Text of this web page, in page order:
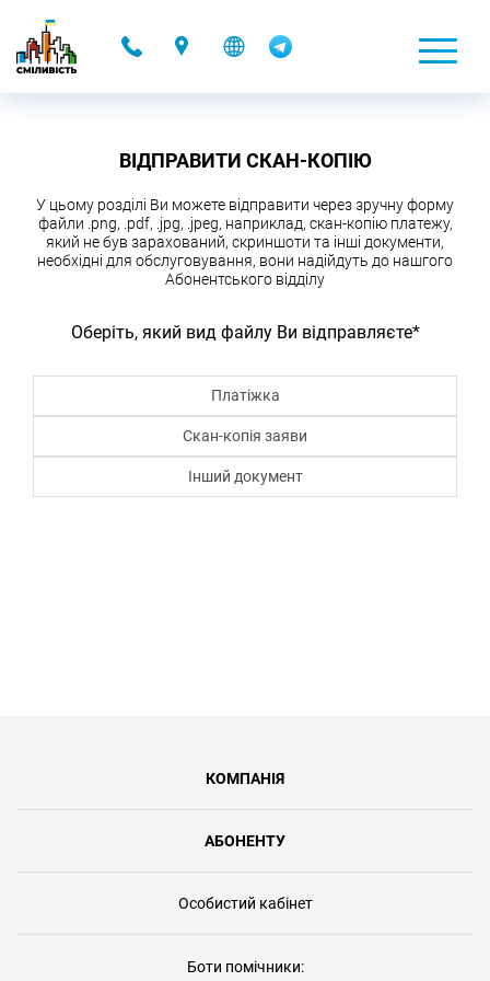
ВІДПРАВИТИ СКАН-КОПІЮ
У цьому розділі Ви можете відправити через зручну форму
файли .png, .pdf, .jpg, .jpeg, наприклад, скан-копію платежу,
який не був зарахований, скриншоти та інші документи,
необхідні для обслуговування, вони надійдуть до нашгого
Абонентського відділу
Оберіть, який вид файлу Ви відправляєте*
Платіжка
Скан-копія заяви
Інший документ
КОМПАНІЯ
АБОНЕНТУ
Особистий кабінет
Боти помічники: